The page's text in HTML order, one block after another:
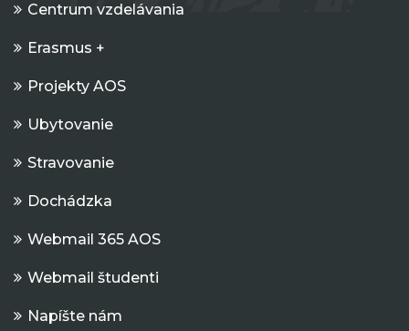
Centrum vzdelávania
Erasmus +
Projekty AOS
Ubytovanie
Stravovanie
Dochádzka
Webmail 365 AOS
Webmail študenti
Napíšte nám